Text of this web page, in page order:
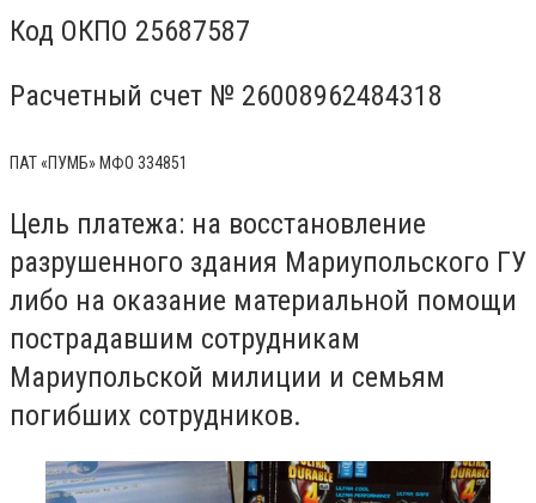
Код ОКПО 25687587
Расчетный счет № 26008962484318
ПАТ «ПУМБ» МФО 334851
Цель платежа: на восстановление
разрушенного здания Мариупольского ГУ
либо на оказание материальной помощи
пострадавшим сотрудникам
Мариупольской милиции и семьям
погибших сотрудников.